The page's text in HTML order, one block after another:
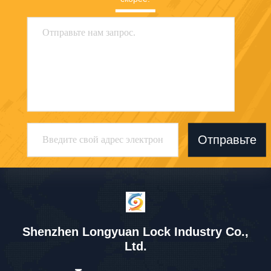
Отправьте
Shenzhen Longyuan Lock Industry Co.,
Ltd.